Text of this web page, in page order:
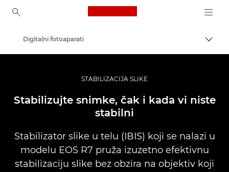
Canon Logo, back to
Digitalni fotoaparati
STABILIZACIJA SLIKE
Stabilizujte snimke, čak i kada vi niste
stabilni
Stabilizator slike u telu (IBIS) koji se nalazi u
modelu EOS R7 pruža izuzetno efektivnu
stabilizaciju slike bez obzira na objektiv koji